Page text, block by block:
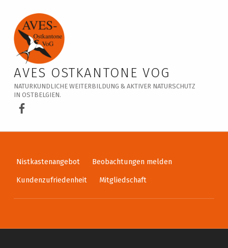
Veranstaltungskalender – AVES Ostkantone VoG
AVES OSTKANTONE VOG
NATURKUNDLICHE WEITERBILDUNG & AKTIVER NATURSCHUTZ
IN OSTBELGIEN.
AVES Ostkantone bei Facebook
Nistkastenangebot
Beobachtungen melden
Kundenzufriedenheit
Mitgliedschaft